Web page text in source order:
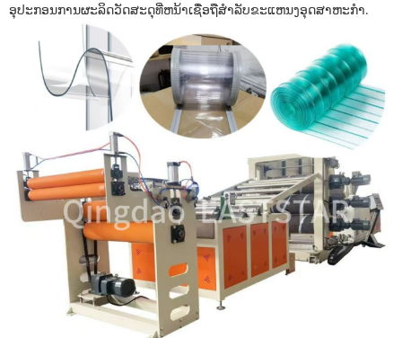
ອຸປະກອນການຜະລິດວັດສະດຸທີ່ຫນ້າເຊື່ອຖືສໍາລັບຂະແຫນງອຸດສາຫະກໍາ.